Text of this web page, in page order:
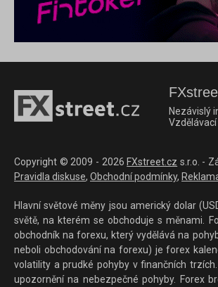
Nezávislý
Copyright © 2009 - 2026 FXstreet.cz s.r.o. -
Pravidla diskuse, Obchodní podmínky,
Hlavní světové měny jsou americký dolar
světě, na kterém se obchoduje s měnami.
obchodník na forexu, který vydělává na
neboli obchodování na forexu) je forex
volatility a prudké pohyby v finančních
upozornění na nebezpečné pohyby. Forex